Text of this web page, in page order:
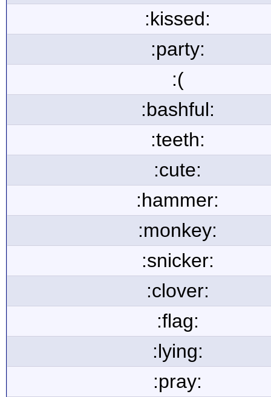
:kissed:
:party:
:(
:bashful:
:teeth:
:cute:
:hammer:
:monkey:
:snicker:
:clover:
:flag:
:lying:
:pray: